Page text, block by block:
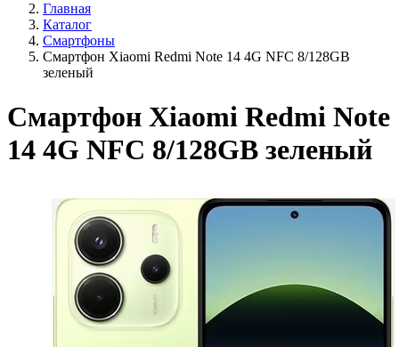
Главная
Каталог
Смартфоны
Смартфон Xiaomi Redmi Note 14 4G NFC 8/128GB
зеленый
Смартфон Xiaomi Redmi Note
14 4G NFC 8/128GB зеленый